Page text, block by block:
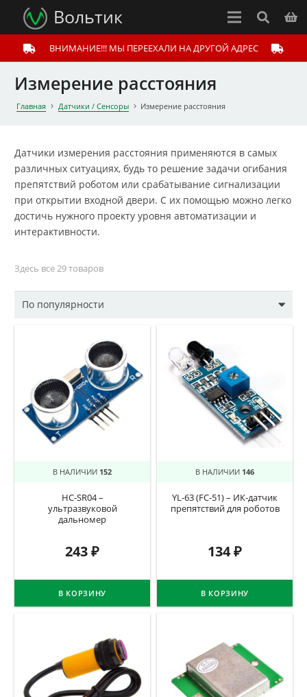
Вольтик
ВНИМАНИЕ!!! МЫ ПЕРЕЕХАЛИ НА ДРУГОЙ АДРЕС
Измерение расстояния
Главная Датчики / Сенсоры Измерение расстояния
Датчики измерения расстояния применяются в самых
различных ситуациях, будь то решение задачи огибания
препятствий роботом или срабатывание сигнализации
при открытии входной двери. С их помощью можно легко
достичь нужного проекту уровня автоматизации и
интерактивности.
Здесь все 29 товаров
В НАЛИЧИИ 152
HC-SR04 –
ультразвуковой
дальномер
243₽
В КОРЗИНУ
В НАЛИЧИИ 146
YL-63 (FC-51) – ИК-датчик
препятствий для роботов
134₽
В КОРЗИНУ